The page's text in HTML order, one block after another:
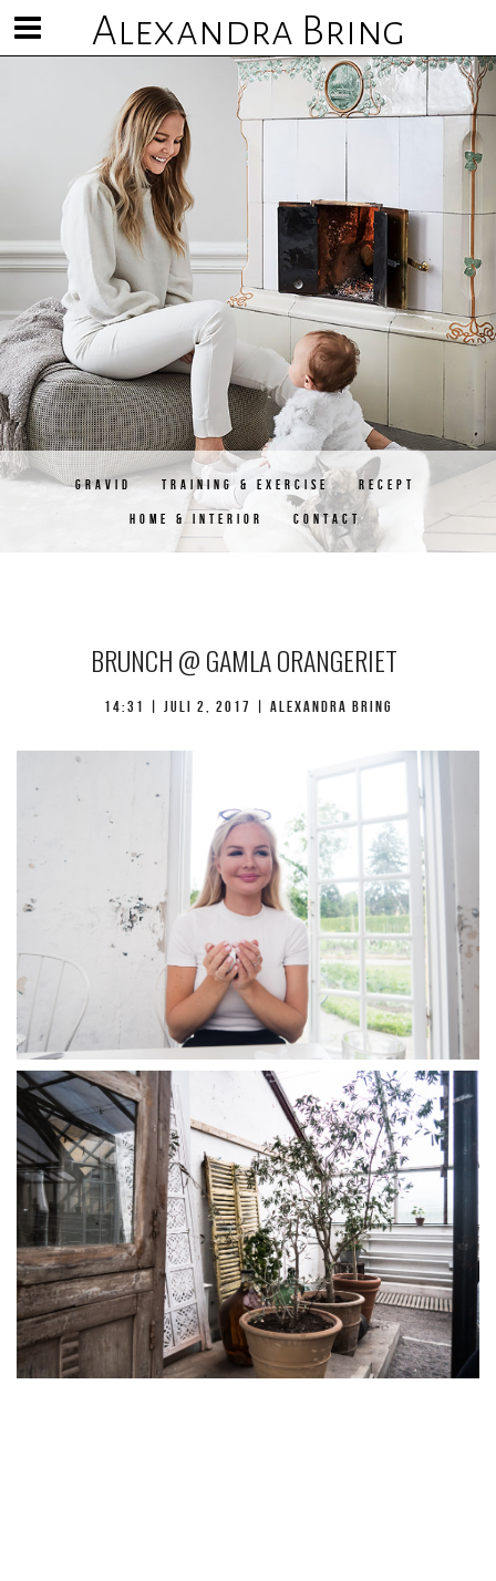
Alexandra Bring
Visa/göm
meny
GRAVID TRAINING & EXERCISE RECEPT
HOME & INTERIOR CONTACT
BRUNCH @ GAMLA ORANGERIET
14:31 | juli 2, 2017 | Alexandra Bring